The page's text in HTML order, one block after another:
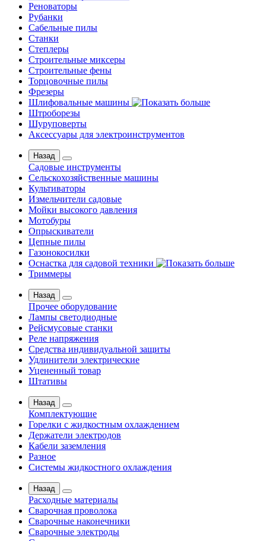
Реноваторы
Рубанки
Сабельные пилы
Станки
Степлеры
Строительные миксеры
Строительные фены
Торцовочные пилы
Фрезеры
Шлифовальные машины
Штроборезы
Шуруповерты
Аксессуары для электроинструментов
Назад
Садовые инструменты
Сельскохозяйственные машины
Культиваторы
Измельчители садовые
Мойки высокого давления
Мотобуры
Опрыскиватели
Цепные пилы
Газонокосилки
Оснастка для садовой техники
Триммеры
Назад
Прочее оборудование
Лампы светодиодные
Рейсмусовые станки
Реле напряжения
Средства индивидуальной защиты
Удлинители электрические
Уцененный товар
Штативы
Назад
Комплектующие
Горелки с жидкостным охлаждением
Держатели электродов
Кабели заземления
Разное
Системы жидкостного охлаждения
Назад
Расходные материалы
Сварочная проволока
Сварочные наконечники
Сварочные электроды